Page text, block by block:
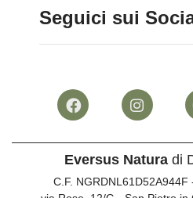
Seguici sui
Eversus Naturadi
C.F. NGRDNL61D52A944F